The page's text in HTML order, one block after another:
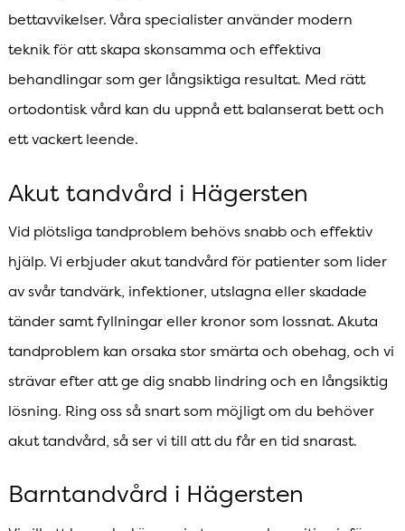
bettavvikelser. Våra specialister använder modern
teknik för att skapa skonsamma och effektiva
behandlingar som ger långsiktiga resultat. Med rätt
ortodontisk vård kan du uppnå ett balanserat bett och
ett vackert leende.
Akut tandvård i Hägersten
Vid plötsliga tandproblem behövs snabb och effektiv
hjälp. Vi erbjuder akut tandvård för patienter som lider
av svår tandvärk, infektioner, utslagna eller skadade
tänder samt fyllningar eller kronor som lossnat. Akuta
tandproblem kan orsaka stor smärta och obehag, och vi
strävar efter att ge dig snabb lindring och en långsiktig
lösning. Ring oss så snart som möjligt om du behöver
akut tandvård, så ser vi till att du får en tid snarast.
Barntandvård i Hägersten